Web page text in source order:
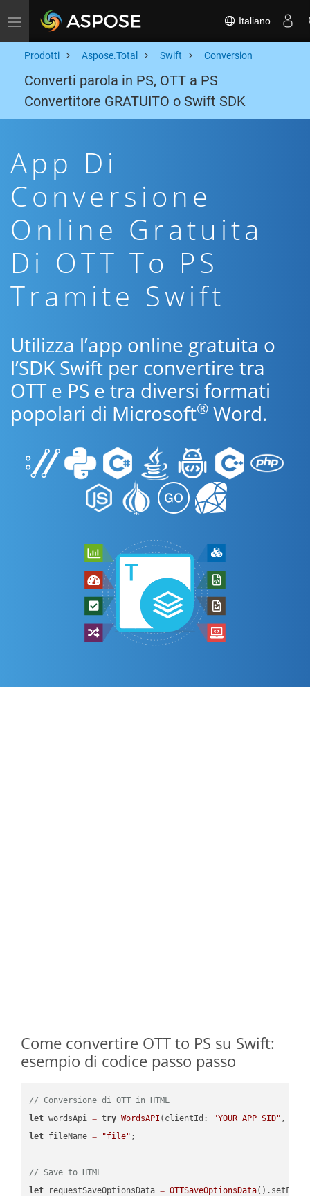
Toggle navigation Italiano
Prodotti Aspose.Total Swift Conversion
Converti parola in PS, OTT a PS
Convertitore GRATUITO o Swift SDK
App Di
Conversione
Online Gratuita
Di OTT To PS
Tramite Swift
Utilizza l’app online gratuita o
l’SDK Swift per convertire tra
OTT e PS e tra diversi formati
popolari di Microsoft® Word.
Come convertire OTT to PS su Swift:
esempio di codice passo passo
// Conversione di OTT in HTML
let wordsApi = try WordsAPI (clientId: "YOUR_APP_SID" ,
let fileName = "file" ;
// Save to HTML
let requestSaveOptionsData = OTTSaveOptionsData